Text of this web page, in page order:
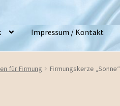
Impressum / Kontakt
für Firmung Firmungskerze „Sonne“